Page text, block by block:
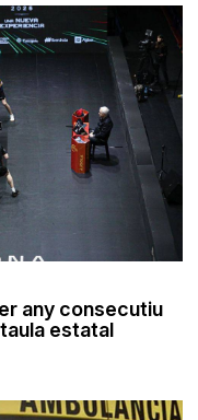
any consecutiu
estatal